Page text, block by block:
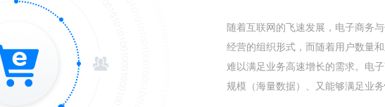
随着互联网的飞速发展，电子商务
经营的组织形式，而随着用户数量
难以满足业务高速增长的需求。电
规模（海量数据）、又能够满足业